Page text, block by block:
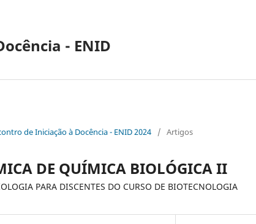
- ENID
de Iniciação à Docência - ENID 2024 / Artigos
DE QUÍMICA BIOLÓGICA II
PARA DISCENTES DO CURSO DE BIOTECNOLOGIA